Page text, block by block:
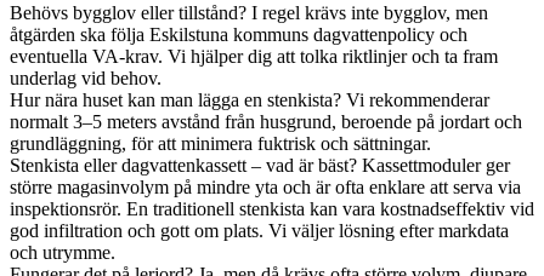
Behövs bygglov eller tillstånd? I regel krävs inte bygglov, men
åtgärden ska följa Eskilstuna kommuns dagvattenpolicy och
eventuella VA-krav. Vi hjälper dig att tolka riktlinjer och ta fram
underlag vid behov.
Hur nära huset kan man lägga en stenkista? Vi rekommenderar
normalt 3–5 meters avstånd från husgrund, beroende på jordart och
grundläggning, för att minimera fuktrisk och sättningar.
Stenkista eller dagvattenkassett – vad är bäst? Kassettmoduler ger
större magasinvolym på mindre yta och är ofta enklare att serva via
inspektionsrör. En traditionell stenkista kan vara kostnadseffektiv vid
god infiltration och gott om plats. Vi väljer lösning efter markdata
och utrymme.